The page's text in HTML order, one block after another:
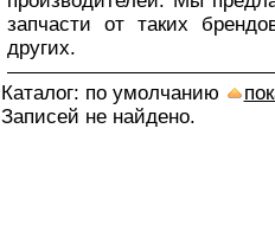
запчасти от таких
других.
Каталог: по умолчанию
Записей не найдено.